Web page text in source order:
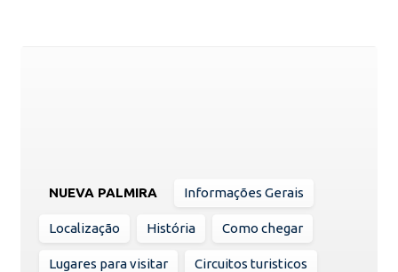
NUEVA PALMIRA Informações Gerais
Localização História Como chegar
Lugares para visitar Circuitos turisticos